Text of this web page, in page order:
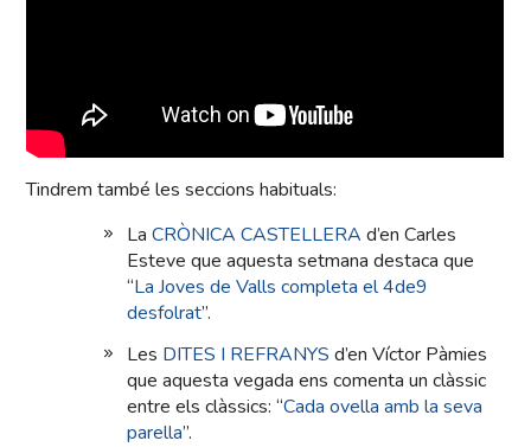
Tindrem també les seccions habituals:
LaCRÒNICA CASTELLERA d’en Carles
Esteve que aquesta setmana destaca que
“La Joves de Valls completa el 4de9
desfolrat”.
Les DITES I REFRANYS d’en Víctor Pàmies
que aquesta vegada ens comenta un clàssic
entre els clàssics: “Cada ovella amb la seva
parella”.